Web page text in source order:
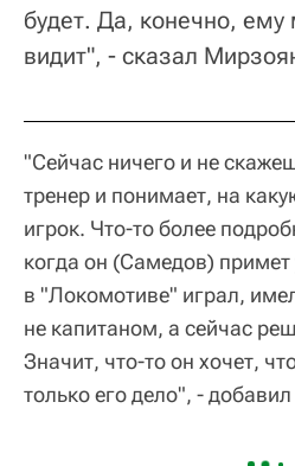
будет. Да, конечно, ему
видит", - сказал
"Сейчас ничего и не
тренер и понимает, на
игрок. Что-то более
когда он (Самедов)
в "Локомотиве" играл,
не капитаном, а сейчас
Значит, что-то он хочет,
только его дело", -